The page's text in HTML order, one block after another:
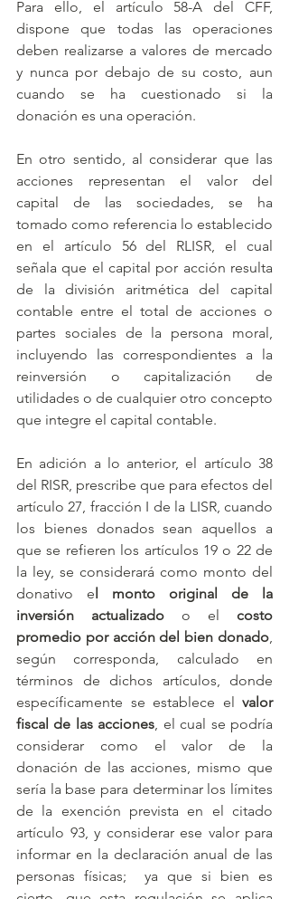
Para ello, el artículo 58-A del CFF,
dispone que todas las operaciones
deben realizarse a valores de mercado
y nunca por debajo de su costo, aun
cuando se ha cuestionado si la
donación es una operación.
En otro sentido, al considerar que las
acciones representan el valor del
capital de las sociedades, se ha
tomado como referencia lo establecido
en el artículo 56 del RLISR, el cual
señala que el capital por acción resulta
de la división aritmética del capital
contable entre el total de acciones o
partes sociales de la persona moral,
incluyendo las correspondientes a la
reinversión o capitalización de
utilidades o de cualquier otro concepto
que integre el capital contable.
En adición a lo anterior, el artículo 38
del RISR, prescribe que para efectos del
artículo 27, fracción I de la LISR, cuando
los bienes donados sean aquellos a
que se refieren los artículos 19 o 22 de
la ley, se considerará como monto del
donativo el monto original de la
inversión actualizado o el costo
promedio por acción del bien donado,
según corresponda, calculado en
términos de dichos artículos, donde
específicamente se establece el valor
fiscal de las acciones, el cual se podría
considerar como el valor de la
donación de las acciones, mismo que
sería la base para determinar los límites
de la exención prevista en el citado
artículo 93, y considerar ese valor para
informar en la declaración anual de las
personas físicas;  ya que si bien es